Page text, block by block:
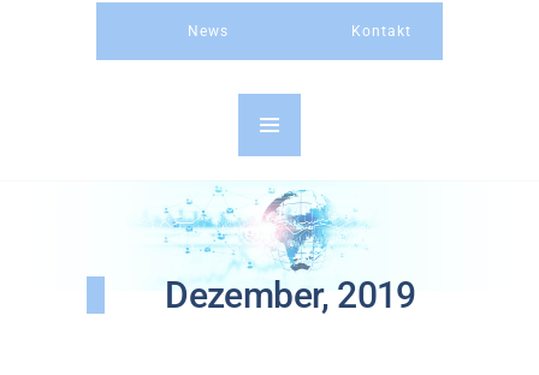
News Kontakt
Dezember, 2019